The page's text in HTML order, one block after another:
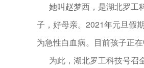
她叫赵梦西，是湖北罗工
子，好母亲。2021年元旦假
为急性白血病。目前孩子正
为此，湖北罗工科技号召